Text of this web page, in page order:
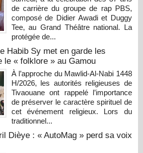
de carrière du groupe de rap PBS,
composé de Didier Awadi et Duggy
Tee, au Grand Théâtre national. La
protégée de...
Habib Sy met en garde les
le « folklore » au Gamou
À l’approche du Mawlid-Al-Nabi 1448
H/2026, les autorités religieuses de
Tivaouane ont rappelé l’importance
de préserver le caractère spirituel de
cet événement religieux. Lors du
traditionnel...
Dièye : « AutoMag » perd sa voix